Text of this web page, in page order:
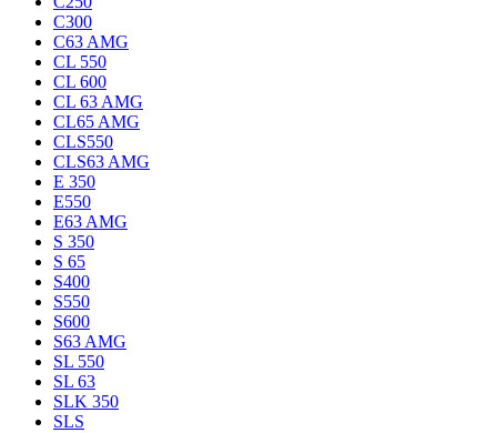
C300
C63 AMG
CL 550
CL 600
CL 63 AMG
CL65 AMG
CLS550
CLS63 AMG
E 350
E550
E63 AMG
S 350
S 65
S400
S550
S600
S63 AMG
SL 550
SL 63
SLK 350
SLS